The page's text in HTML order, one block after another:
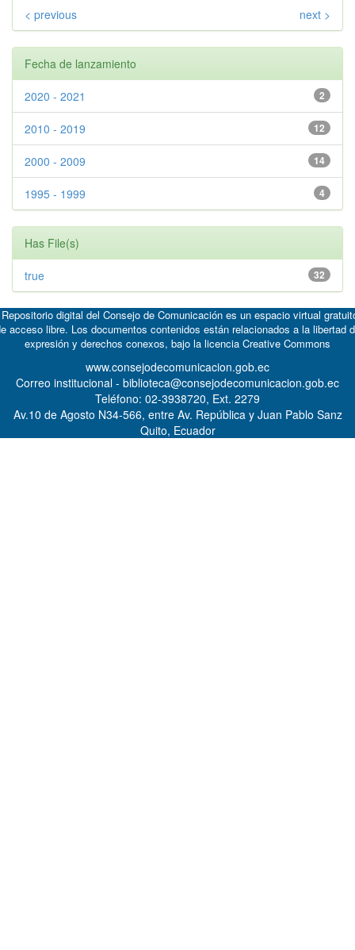
< previous next >
Fecha de lanzamiento
2
2020 - 2021
12
2010 - 2019
14
2000 - 2009
4
1995 - 1999
Has File(s)
32
true
digital del Consejo de Comunicación es un espacio virtual
acceso libre. Los documentos contenidos están relacionados a la libertad
expresión y derechos conexos, bajo la licencia Creative Commons
www.consejodecomunicacion.gob.ec
Correo institucional - biblioteca@consejodecomunicacion.gob.ec
Teléfono: 02-3938720, Ext. 2279
Av.10 de Agosto N34-566, entre Av. República y Juan Pablo Sanz
Quito, Ecuador